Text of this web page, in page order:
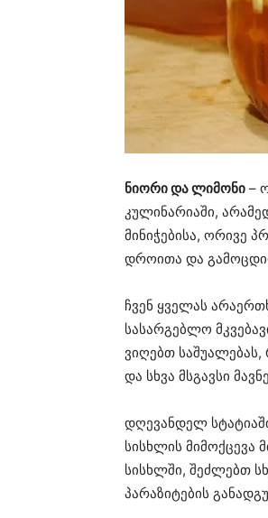
ნიორი და ლიმონი –
კულინარიაში,
მინიჭებისა, ორივე
დროითა და
ჩვენ ყველას
სასარგებლო
ვიღებთ
და სხვა მსგავსი
დღევანდელ
სისხლის
სისხლში, შეძლებთ
პარაზიტების